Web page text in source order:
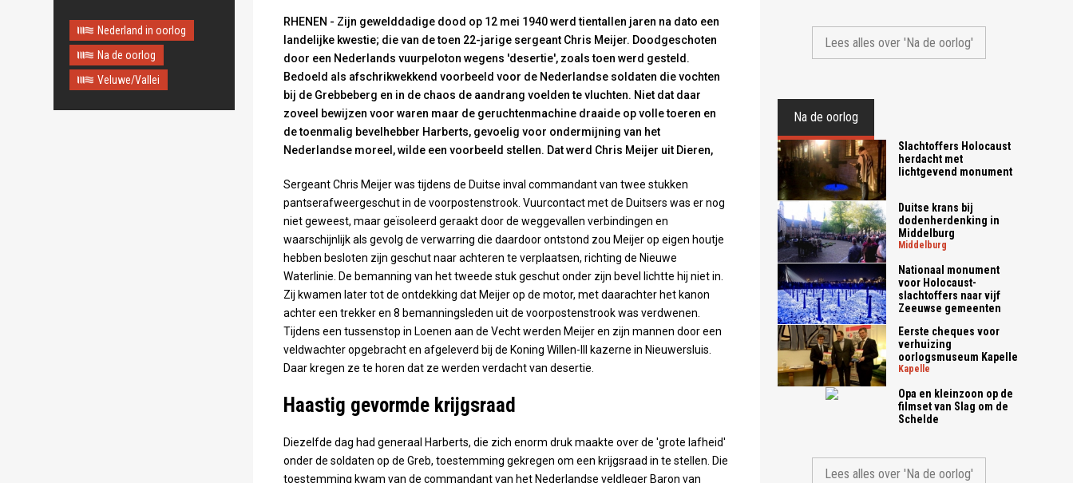
Nederland in oorlog
Na de oorlog
Veluwe/Vallei
RHENEN - Zijn gewelddadige dood op 12 mei 1940 werd tientallen jaren na dato een
landelijke kwestie; die van de toen 22-jarige sergeant Chris Meijer. Doodgeschoten
door een Nederlands vuurpeloton wegens 'desertie', zoals toen werd gesteld.
Bedoeld als afschrikwekkend voorbeeld voor de Nederlandse soldaten die vochten
bij de Grebbeberg en in de chaos de aandrang voelden te vluchten. Niet dat daar
zoveel bewijzen voor waren maar de geruchtenmachine draaide op volle toeren en
de toenmalig bevelhebber Harberts, gevoelig voor ondermijning van het
Nederlandse moreel, wilde een voorbeeld stellen. Dat werd Chris Meijer uit Dieren,
Sergeant Chris Meijer was tijdens de Duitse inval commandant van twee stukken
pantserafweergeschut in de voorpostenstrook. Vuurcontact met de Duitsers was er nog
niet geweest, maar geïsoleerd geraakt door de weggevallen verbindingen en
waarschijnlijk als gevolg de verwarring die daardoor ontstond zou Meijer op eigen houtje
hebben besloten zijn geschut naar achteren te verplaatsen, richting de Nieuwe
Waterlinie. De bemanning van het tweede stuk geschut onder zijn bevel lichtte hij niet in.
Zij kwamen later tot de ontdekking dat Meijer op de motor, met daarachter het kanon
achter een trekker en 8 bemanningsleden uit de voorpostenstrook was verdwenen.
Tijdens een tussenstop in Loenen aan de Vecht werden Meijer en zijn mannen door een
veldwachter opgebracht en afgeleverd bij de Koning Willen-III kazerne in Nieuwersluis.
Daar kregen ze te horen dat ze werden verdacht van desertie.
Haastig gevormde krijgsraad
Diezelfde dag had generaal Harberts, die zich enorm druk maakte over de 'grote lafheid'
onder de soldaten op de Greb, toestemming gekregen om een krijgsraad in te stellen. Die
toestemming kwam van de commandant van het Nederlandse veldleger Baron van
Lees alles over 'Na de oorlog'
Na de oorlog
Slachtoffers Holocaust
herdacht met
lichtgevend monument
Duitse krans bij
dodenherdenking in
Middelburg
middelburg
Nationaal monument
voor Holocaust-
slachtoffers naar vijf
Zeeuwse gemeenten
Eerste cheques voor
verhuizing
oorlogsmuseum Kapelle
kapelle
Opa en kleinzoon op de
filmset van Slag om de
Schelde
Lees alles over 'Na de oorlog'